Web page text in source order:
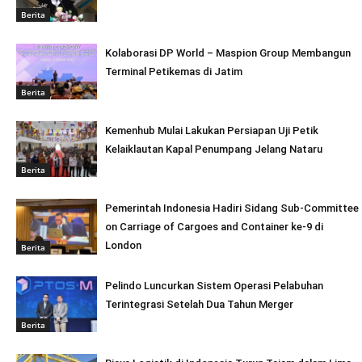
Berita
Berita
Kolaborasi DP World – Maspion Group Membangun
Terminal Petikemas di Jatim
Berita
Kemenhub Mulai Lakukan Persiapan Uji Petik
Kelaiklautan Kapal Penumpang Jelang Nataru
Berita
Pemerintah Indonesia Hadiri Sidang Sub-Committee
on Carriage of Cargoes and Container ke-9 di
London
Berita
Pelindo Luncurkan Sistem Operasi Pelabuhan
Terintegrasi Setelah Dua Tahun Merger